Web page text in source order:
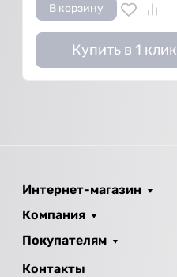
В корзину
Купить в 1 клик
Интернет-магазин
Компания
Покупателям
Контакты